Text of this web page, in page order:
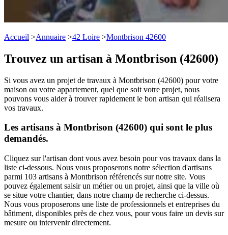
Accueil >Annuaire >42 Loire >Montbrison 42600
Trouvez un artisan à Montbrison (42600)
Si vous avez un projet de travaux à Montbrison (42600) pour votre
maison ou votre appartement, quel que soit votre projet, nous
pouvons vous aider à trouver rapidement le bon artisan qui réalisera
vos travaux.
Les artisans à Montbrison (42600) qui sont le plus
demandés.
Cliquez sur l'artisan dont vous avez besoin pour vos travaux dans la
liste ci-dessous. Nous vous proposerons notre sélection d'artisans
parmi 103 artisans à Montbrison référencés sur notre site. Vous
pouvez également saisir un métier ou un projet, ainsi que la ville où
se situe votre chantier, dans notre champ de recherche ci-dessus.
Nous vous proposerons une liste de professionnels et entreprises du
bâtiment, disponibles près de chez vous, pour vous faire un devis sur
mesure ou intervenir directement.